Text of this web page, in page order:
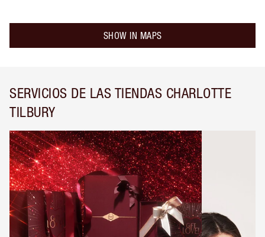
SHOW IN MAPS
SERVICIOS DE LAS TIENDAS CHARLOTTE
TILBURY